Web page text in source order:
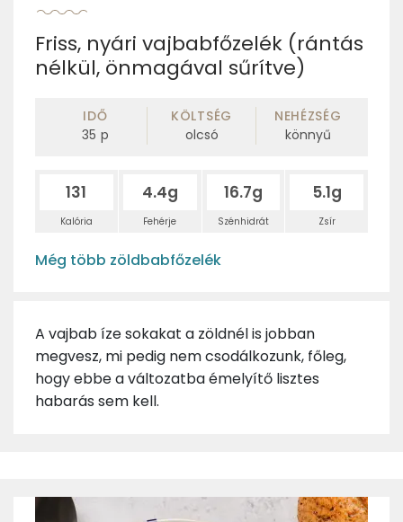
Friss, nyári vajbabfőzelék (rántás
nélkül, önmagával sűrítve)
IDŐ
35 p
KÖLTSÉG
olcsó
NEHÉZSÉG
könnyű
131
Kalória
4.4g
Fehérje
16.7g
Szénhidrát
5.1g
Zsír
Még több zöldbabfőzelék
A vajbab íze sokakat a zöldnél is jobban
megvesz, mi pedig nem csodálkozunk, főleg,
hogy ebbe a változatba émelyítő lisztes
habarás sem kell.